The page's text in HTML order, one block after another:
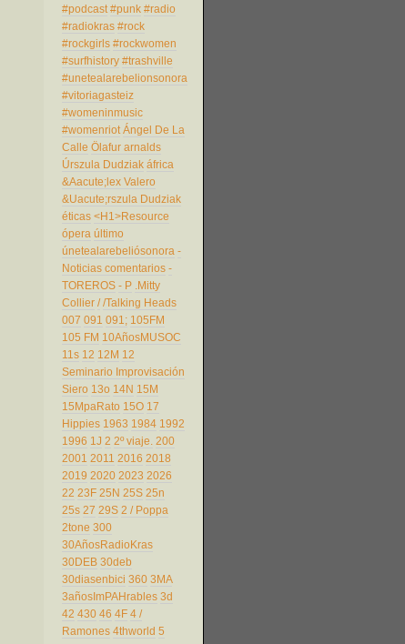
#podcast #punk #radio
#radiokras #rock
#rockgirls #rockwomen
#surfhistory #trashville
#unetealarebelionsonora
#vitoriagasteiz
#womeninmusic
#womenriot Ángel De La
Calle Ölafur arnalds
Úrszula Dudziak áfrica
&Aacute;lex Valero
&Uacute;rszula Dudziak
éticas <H1>Resource
ópera último
únetealarebeliósonora -
Noticias comentarios -
TOREROS - P .Mitty
Collier / /Talking Heads
007 091 091; 105FM
105 FM 10AñosMUSOC
11s 12 12M 12
Seminario Improvisación
Siero 13o 14N 15M
15MpaRato 15O 17
Hippies 1963 1984 1992
1996 1J 2 2º viaje. 200
2001 2011 2016 2018
2019 2020 2023 2026
22 23F 25N 25S 25n
25s 27 29S 2 / Poppa
2tone 300
30AñosRadioKras
30DEB 30deb
30diasenbici 360 3MA
3añosImPAHrables 3d
42 430 46 4F 4 /
Ramones 4thworld 5